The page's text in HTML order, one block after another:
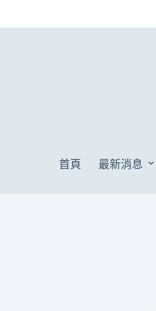
首頁 最新消息